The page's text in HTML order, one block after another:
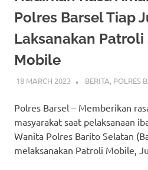
Polres Barsel Tiap
Laksanakan Patroli
Mobile
18 MARCH 2023 BERITA, POLRES
Polres Barsel – Memberikan
masyarakat saat pelaksanaan
Wanita Polres Barito Selatan
melaksanakan Patroli Mobile,